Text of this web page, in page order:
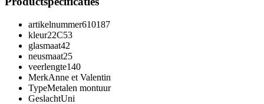
artikelnummer610187
kleur22C53
glasmaat42
neusmaat25
veerlengte140
MerkAnne et Valentin
TypeMetalen montuur
GeslachtUni